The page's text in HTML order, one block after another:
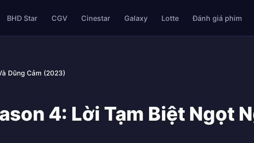
BHD Star CGV Cinestar Galaxy Lotte Đánh giá phim
Dũng Cảm (2023)
4: Lời Tạm Biệt Ngọt